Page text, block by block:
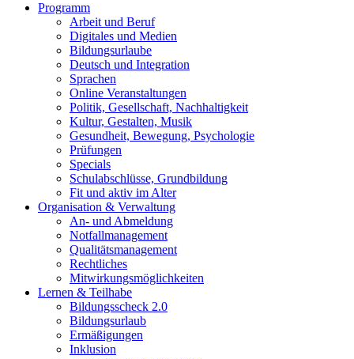
Programm
Arbeit und Beruf
Digitales und Medien
Bildungsurlaube
Deutsch und Integration
Sprachen
Online Veranstaltungen
Politik, Gesellschaft, Nachhaltigkeit
Kultur, Gestalten, Musik
Gesundheit, Bewegung, Psychologie
Prüfungen
Specials
Schulabschlüsse, Grundbildung
Fit und aktiv im Alter
Organisation & Verwaltung
An- und Abmeldung
Notfallmanagement
Qualitätsmanagement
Rechtliches
Mitwirkungsmöglichkeiten
Lernen & Teilhabe
Bildungsscheck 2.0
Bildungsurlaub
Ermäßigungen
Inklusion